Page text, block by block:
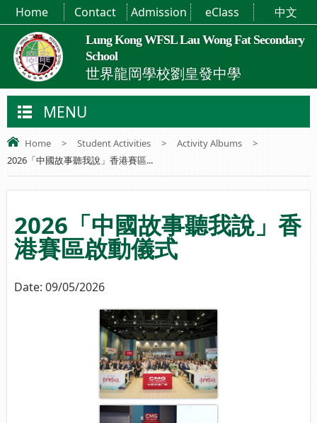
Lung Kong WFSL Lau Wong Fat Secondary
School
世界龍岡學校劉皇發中學
Home Contact Admission eClass 中文
MENU
Home > Student Activities > Activity Albums
>
2026「中國故事聽我說」香港賽區...
2026「中國故事聽我說」香
港賽區啟動儀式
Date: 09/05/2026